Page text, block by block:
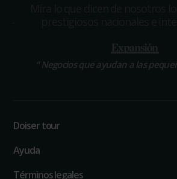
“Negocios que ayudan a las
Doiser tour
Ayuda
Términos legales